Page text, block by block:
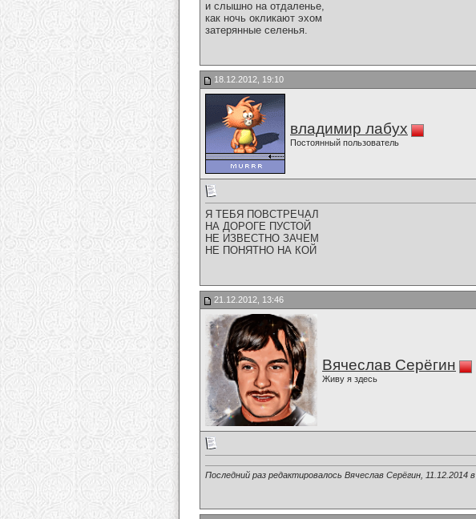
и слышно на отдаленье,
как ночь окликают эхом
затерянные селенья.
18.12.2012, 19:10
владимир лабух
Постоянный пользователь
Я ТЕБЯ ПОВСТРЕЧАЛ
НА ДОРОГЕ ПУСТОЙ
НЕ ИЗВЕСТНО ЗАЧЕМ
НЕ ПОНЯТНО НА КОЙ
21.12.2012, 13:46
Вячеслав Серёгин
Живу я здесь
Последний раз редактировалось Вячеслав Серёгин, 11.12.2014 в